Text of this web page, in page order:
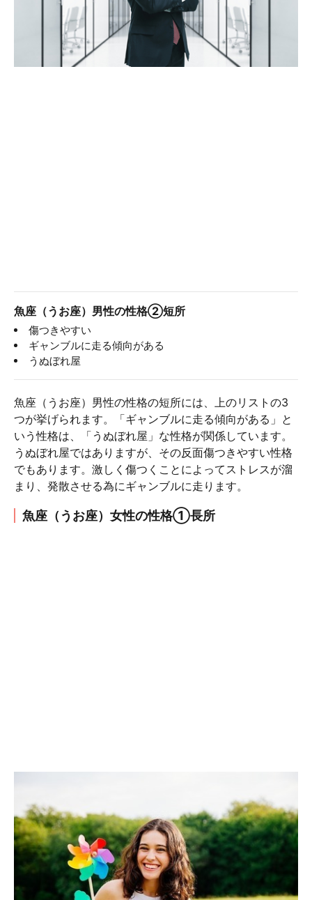
魚座（うお座）男性の性格②短所
傷つきやすい
ギャンブルに走る傾向がある
うぬぼれ屋
魚座（うお座）男性の性格の短所には、上のリストの3
つが挙げられます。「ギャンブルに走る傾向がある」と
いう性格は、「うぬぼれ屋」な性格が関係しています。
うぬぼれ屋ではありますが、その反面傷つきやすい性格
でもあります。激しく傷つくことによってストレスが溜
まり、発散させる為にギャンブルに走ります。
魚座（うお座）女性の性格①長所